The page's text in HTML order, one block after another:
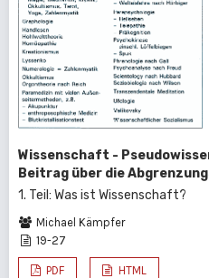
Wissenschaft -
Beitrag über die
1. Teil: Was ist Wissenschaft?
Michael Kämpfer
19-27
PDF HTML